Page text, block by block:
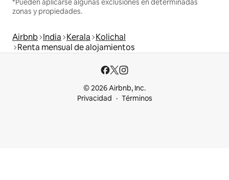
*Pueden aplicarse algunas exclusiones en determinadas
zonas y propiedades.
Airbnb India Kerala Kolichal
Renta mensual de alojamientos
© 2026 Airbnb, Inc.
Privacidad
Términos